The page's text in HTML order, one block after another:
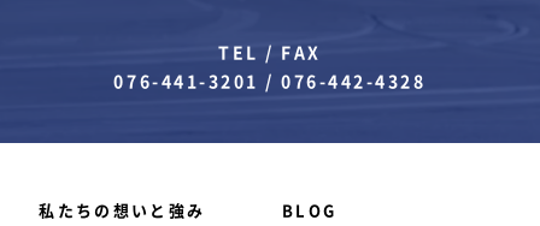
TEL / FAX
076-441-3201 /076-442-4328
私たちの想いと強み
BLOG